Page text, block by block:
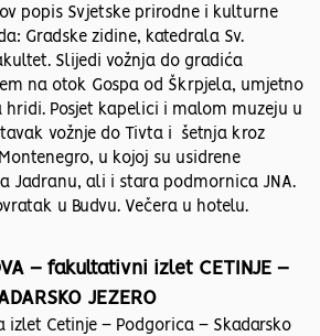
popis Svjetske prirodne i kulturne
Gradske zidine, katedrala Sv.
Slijedi vožnja do gradića
na otok Gospa od Škrpjela, umjetno
hridi. Posjet kapelici i malom muzeju u
vožnje do Tivta i šetnja kroz
u kojoj su usidrene
Jadranu, ali i stara podmornica JNA.
u Budvu. Večera u hotelu.
– fakultativni izlet CETINJE –
JEZERO
izlet Cetinje – Podgorica – Skadarsko